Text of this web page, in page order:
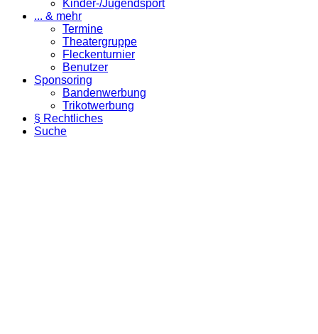
Kinder-/Jugendsport
... & mehr
Termine
Theatergruppe
Fleckenturnier
Benutzer
Sponsoring
Bandenwerbung
Trikotwerbung
§ Rechtliches
Suche